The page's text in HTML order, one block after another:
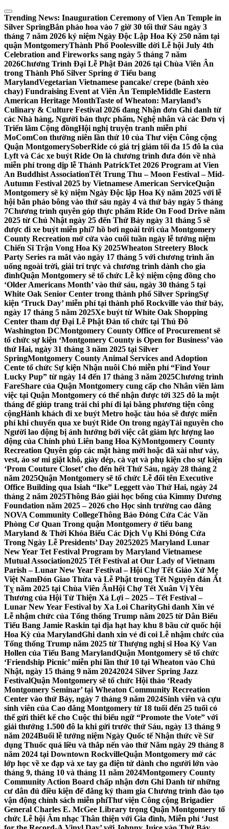
Skip
to
content
Trending News: Inauguration Ceremony of Vien An Temple in
Silver SpringBắn pháo hoa vào 7 giờ 30 tối thứ Sáu ngày 3
tháng 7 năm 2026 kỷ niệm Ngày Độc Lập Hoa Kỳ 250 năm tại
quận MontgomeryThành Phố Poolesville dời Lễ hội July 4th
Celebration and Fireworks sang ngày 5 tháng 7 năm
2026Chương Trình Đại Lễ Phật Đản 2026 tại Chùa Viên Ân
trong Thành Phố Silver Spring ở Tiểu bang
MarylandVegetarian Vietnamese pancake/ crepe (bánh xèo
chay) Fundraising Event at Viên Ân TempleMiddle Eastern
American Heritage MonthTaste of Wheaton: Maryland’s
Culinary & Culture Festival 2026 đang Nhận đơn Ghi danh từ
các Nhà hàng, Người bán thực phẩm, Nghệ nhân và các Đơn vị
Triển lãm Cộng đồngHội nghị truyện tranh miễn phí
MoComCon thường niên lần thứ 10 của Thư viện Công cộng
Quận MontgomerySoberRide có giá trị giảm tối đa 15 đô la của
Lyft và Các xe buýt Ride On là chương trình đưa đón về nhà
miễn phí trong dịp lễ Thánh PatrickTet 2026 Program at Vien
An Buddhist AssociationTết Trung Thu – Moon Festival – Mid-
Autumn Festival 2025 by Vietnamese American ServiceQuận
Montgomery sẽ kỷ niệm Ngày Độc lập Hoa Kỳ năm 2025 với lễ
hội bắn pháo bông vào thứ sáu ngày 4 và thứ bảy ngày 5 tháng
7Chương trình quyên góp thực phẩm Ride On Food Drive năm
2025 từ Chủ Nhật ngày 25 đến Thứ Bảy ngày 31 tháng 5 sẽ
được đi xe buýt miễn phí7 hồ bơi ngoài trời của Montgomery
County Recreation mở cửa vào cuối tuần ngày lễ tưởng niệm
Chiến Sĩ Trận Vong Hoa Kỳ 2025Wheaton Streetery Block
Party Series ra mắt vào ngày 17 tháng 5 với chương trình ăn
uống ngoài trời, giải trí trực và chương trình dành cho gia
đìnhQuận Montgomery sẽ tổ chức Lễ kỷ niệm cộng đồng cho
‘Older Americans Month’ vào thứ sáu, ngày 30 tháng 5 tại
White Oak Senior Center trong thành phố Silver SpringSự
kiện ‘Truck Day’ miễn phí tại thành phố Rockville vào thứ bảy,
ngày 17 tháng 5 năm 2025Xe buýt từ White Oak Shopping
Center tham dự Đại Lễ Phật Đản tổ chức tại Thủ Đô
Washington DCMontgomery County Office of Procurement sẽ
tổ chức sự kiện ‘Montgomery County is Open for Business’ vào
thứ Hai, ngày 31 tháng 3 năm 2025 tại Silver
SpringMontgomery County Animal Services and Adoption
Cente tổ chức Sự kiện Nhận nuôi Chó miễn phí “Find Your
Lucky Pup” từ ngày 14 đến 17 tháng 3 năm 2025Chương trình
FareShare của Quận Montgomery cung cấp cho Nhân viên làm
việc tại Quận Montgomery có thể nhận được tới 325 đô la một
tháng để giúp trang trải chi phí đi lại bằng phương tiện công
cộngHành khách đi xe buýt Metro hoặc tàu hỏa sẽ được miễn
phí khi chuyển qua xe buýt Ride On trong ngàyTài nguyên cho
Người lao động bị ảnh hưởng bởi việc cắt giảm lực lượng lao
động của Chính phủ Liên bang Hoa KỳMontgomery County
Recreation Quyên góp các mặt hàng mới hoặc đã xài như váy,
vest, áo sơ mi giặt khô, giày dép, cà vạt và phụ kiện cho sự kiện
‘Prom Couture Closet’ cho đến hết Thứ Sáu, ngày 28 tháng 2
năm 2025Quận Montgomery sẽ tổ chức Lễ đổi tên Executive
Office Building qua Isiah “Ike” Leggett vào Thứ Hai, ngày 24
tháng 2 năm 2025Thông Báo giải học bổng của Kimmy Dương
Foundation năm 2025 – 2026 cho Học sinh trường cao đẳng
NOVA Community CollegeThông Báo Đóng Cửa Các Văn
Phòng Cơ Quan Trong quận Montgomery ở tiểu bang
Maryland & Thời Khóa Biểu Các Dịch Vụ Khi Đóng Cửa
Trong Ngày Lễ Presidents’ Day 20252025 Maryland Lunar
New Year Tet Festival Program by Maryland Vietnamese
Mutual Association2025 Tết Festival at Our Lady of Vietnam
Parish – Lunar New Year Festival – Hội Chợ Tết Giáo Xứ Mẹ
Việt NamĐón Giao Thừa và Lễ Phật trong Tết Nguyên đán Ất
Tỵ năm 2025 tại Chùa Viên ÂnHội Chợ Tết Xuân Vị Yêu
Thương của Hội Từ Thiện Xá Lợi – 2025 – Tết Festival –
Lunar New Year Festival by Xa Loi CharityGhi danh Xin vé
Lễ nhậm chức của Tổng thống Trump năm 2025 từ Dân Biểu
Tiểu Bang Jamie Raskin tại địa hạt hay khu 8 bầu cử quốc hội
Hoa Kỳ của MarylandGhi danh xin vé đi coi Lễ nhậm chức của
Tổng thống Trump năm 2025 từ Thượng nghị sĩ Hoa Kỳ Van
Hollen của Tiểu Bang MarylandQuận Montgomery sẽ tổ chức
‘Friendship Picnic’ miễn phí lần thứ 10 tại Wheaton vào Chủ
Nhật, ngày 15 tháng 9 năm 20242024 Silver Spring Jazz
FestivalQuận Montgomery sẽ tổ chức Hội thảo ‘Ready
Montgomery Seminar’ tại Wheaton Community Recreation
Center vào thứ Bảy, ngày 7 tháng 9 năm 2024Sinh viên và cựu
sinh viên của Cao đẳng Montgomery từ 18 tuổi đến 25 tuổi có
thể gửi thiết kế cho Cuộc thi biểu ngữ “Promote the Vote” với
giải thưởng 1.500 đô la khi gửi trước thứ Sáu, ngày 13 tháng 9
năm 2024Buổi lễ tưởng niệm Ngày Quốc tế Nhận thức về Sử
dụng Thuốc quá liều và thắp nến vào thứ Năm ngày 29 tháng 8
năm 2024 tại Downtown RockvilleQuận Montgomery mở các
lớp học về xe đạp và xe tay ga điện tử dành cho người lớn vào
tháng 9, tháng 10 và tháng 11 năm 2024Montgomery County
Community Action Board chấp nhận đơn Ghi Danh từ những
cư dân đủ điều kiện để đăng ký tham gia Chương trình đào tạo
vận động chính sách miễn phíThư viện Công cộng Brigadier
General Charles E. McGee Library trọng Quận Montgomery tổ
chức Lễ hội Âm nhạc Thân thiện với Gia đình, Miễn phí ‘Just